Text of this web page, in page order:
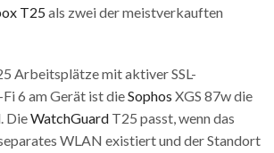
T25als zwei der meistverkauften
Arbeitsplätze mit aktiver SSL-
6 am Gerät ist dieSophos XGS 87w die
DieWatchGuard T25 passt, wenn das
WLAN existiert und der Standort